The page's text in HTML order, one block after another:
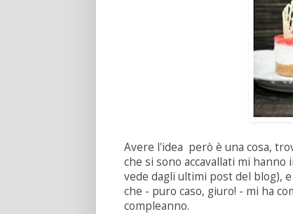
Avere l'idea però è una cosa,
che si sono accavallati mi hanno
vede dagli ultimi post del blog),
che - puro caso, giuro! - mi ha
compleanno.